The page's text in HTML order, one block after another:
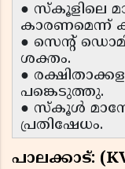
● സ്കൂളിലെ
കാരണമെന്ന്
● സെന്റ്
ശക്തം.
●
പങ്കെടുത്തു.
● സ്കൂൾ
പ്രതിഷേധം.
പാലക്കാട്: